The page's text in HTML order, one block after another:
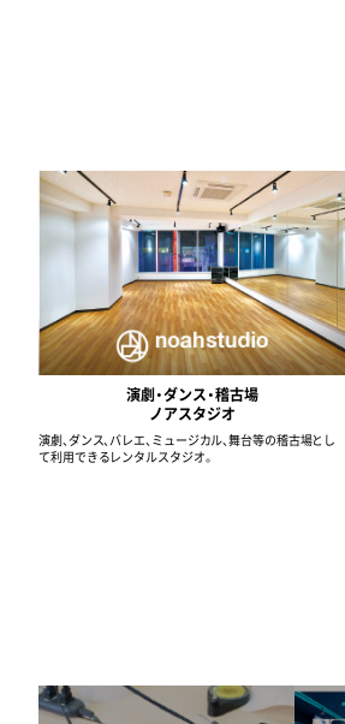
演劇・ダンス・稽古場
ノアスタジオ
演劇、ダンス、バレエ、ミュージカル、舞台等の稽古場とし
て利用できるレンタルスタジオ。